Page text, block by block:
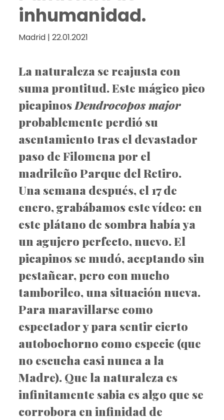
inhumanidad.
Madrid | 22.01.2021
La naturaleza se reajusta con
suma prontitud. Este mágico pico
picapinosDendrocopos major
probablemente perdió su
asentamiento tras el devastador
paso de Filomena por el
madrileño Parque del Retiro.
Una semana después, el 17 de
enero, grabábamos este vídeo: en
este plátano de sombra había ya
un agujero perfecto, nuevo. El
picapinos se mudó, aceptando sin
pestañear, pero con mucho
tamborileo, una situación nueva.
Para maravillarse como
espectador y para sentir cierto
autobochorno como especie (que
no escucha casi nunca a la
Madre). Que la naturaleza es
infinitamente sabia es algo que se
corrobora en infinidad de